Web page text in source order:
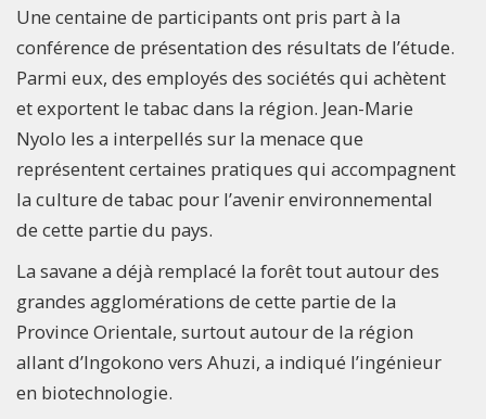
Une centaine de participants ont pris part à la
conférence de présentation des résultats de l’étude.
Parmi eux, des employés des sociétés qui achètent
et exportent le tabac dans la région. Jean-Marie
Nyolo les a interpellés sur la menace que
représentent certaines pratiques qui accompagnent
la culture de tabac pour l’avenir environnemental
de cette partie du pays.
La savane a déjà remplacé la forêt tout autour des
grandes agglomérations de cette partie de la
Province Orientale, surtout autour de la région
allant d’Ingokono vers Ahuzi, a indiqué l’ingénieur
en biotechnologie.